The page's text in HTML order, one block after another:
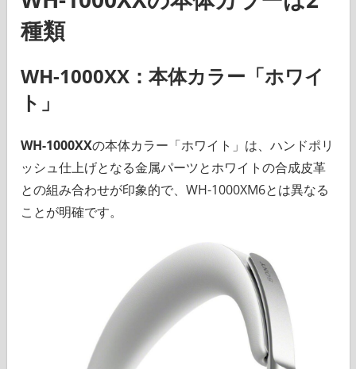
種類
WH-1000XX：本体カラー「ホワイ
ト」
WH-1000XXの本体カラー「ホワイト」は、ハンドポリ
ッシュ仕上げとなる金属パーツとホワイトの合成皮革
との組み合わせが印象的で、WH-1000XM6とは異なる
ことが明確です。